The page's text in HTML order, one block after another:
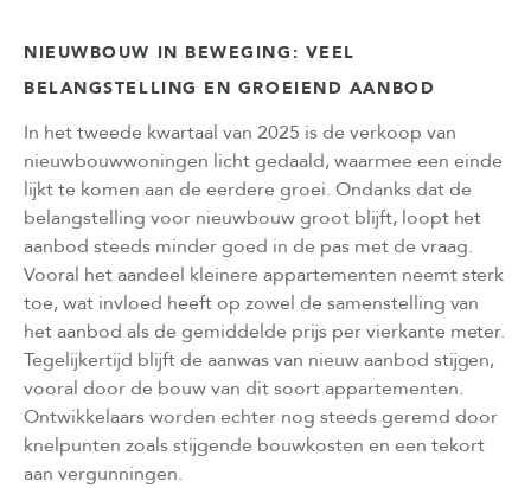
NIEUWBOUW IN BEWEGING: VEEL
BELANGSTELLING EN GROEIEND AANBOD
In het tweede kwartaal van 2025 is de verkoop van
nieuwbouwwoningen licht gedaald, waarmee een einde
lijkt te komen aan de eerdere groei. Ondanks dat de
belangstelling voor nieuwbouw groot blijft, loopt het
aanbod steeds minder goed in de pas met de vraag.
Vooral het aandeel kleinere appartementen neemt sterk
toe, wat invloed heeft op zowel de samenstelling van
het aanbod als de gemiddelde prijs per vierkante meter.
Tegelijkertijd blijft de aanwas van nieuw aanbod stijgen,
vooral door de bouw van dit soort appartementen.
Ontwikkelaars worden echter nog steeds geremd door
knelpunten zoals stijgende bouwkosten en een tekort
aan vergunningen.